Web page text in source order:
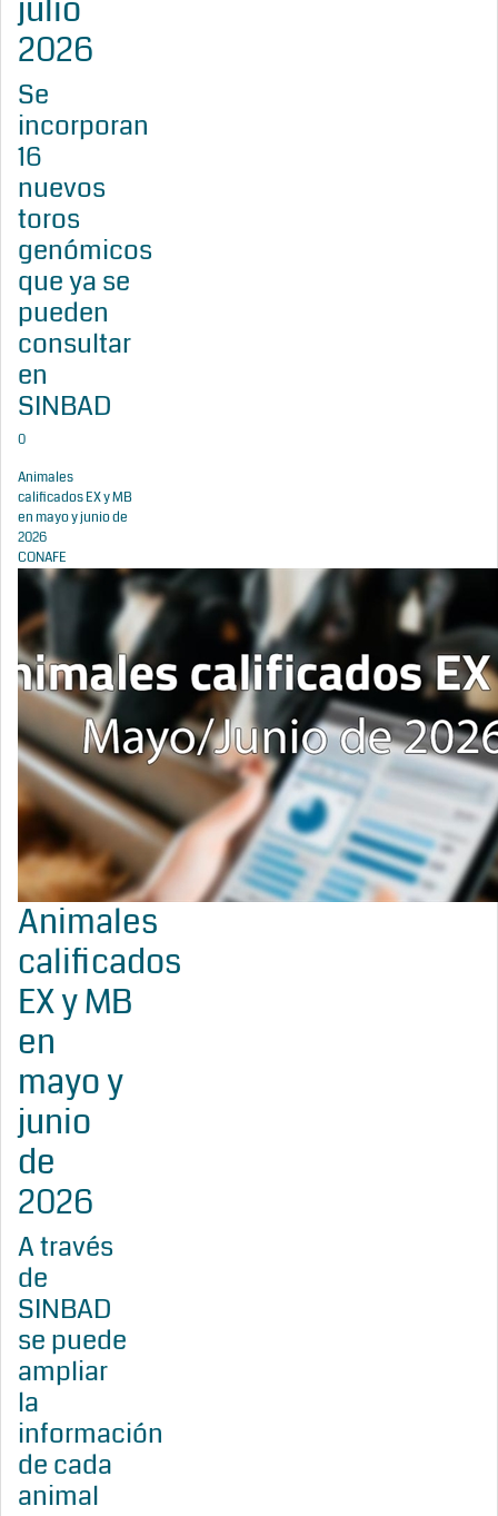
julio
2026
Se
incorporan
16
nuevos
toros
genómicos
que ya se
pueden
consultar
en
SINBAD
0
Animales
calificados EX y MB
en mayo y junio de
2026
CONAFE
Animales
calificados
EX y MB
en
mayo y
junio
de
2026
A través
de
SINBAD
se puede
ampliar
la
información
de cada
animal